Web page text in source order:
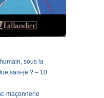
sous la
sais-je ? – 10
maçonnerie